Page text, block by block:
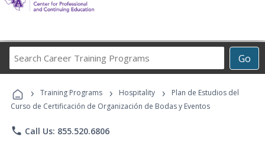
Go
Career
Programs
› Training Programs › Hospitality ›
Plan de Estudios del
Curso de Certificación de Organización de Bodas y Eventos
phone Call Us: 855.520.6806